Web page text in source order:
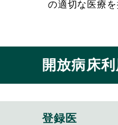
の適切な医療
開放病床
登録医